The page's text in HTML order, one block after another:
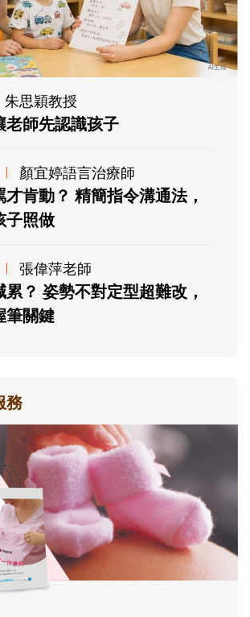
朱思穎教授
老師先認識孩子
顏宜婷語言治療師
肯動？ 精簡指令溝通法，
子照做
張偉萍老師
？ 姿勢不對定型超難改，
筆關鍵
務